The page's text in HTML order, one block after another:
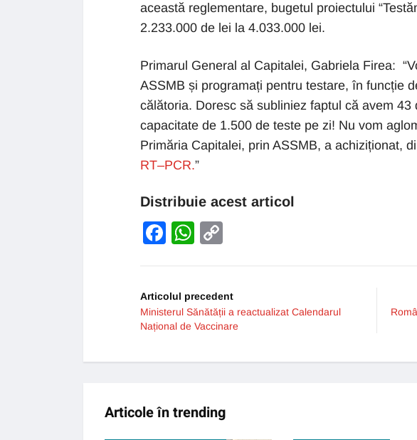
această reglementare, bugetul proiectului
2.233.000 de lei la 4.033.000 lei.
Primarul General al Capitalei, Gabriela Firea:
ASSMB și programați pentru testare, în funcție
călătoria. Doresc să subliniez faptul că avem
capacitate de 1.500 de teste pe zi! Nu vom
Primăria Capitalei, prin ASSMB, a achiziționat,
RT–PCR.”
Distribuie acest articol
Facebook
WhatsApp
Articolul precedent
Ministerul Sănătății a reactualizat Calendarul
Național de Vaccinare
Articole în trending